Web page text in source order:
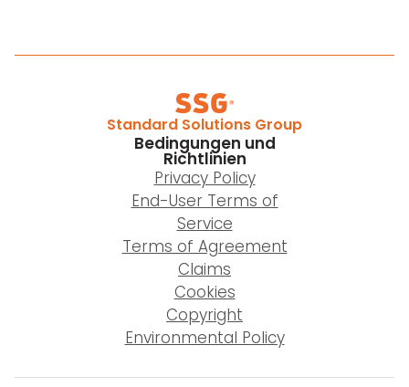
Standard Solutions Group
Bedingungen und
Richtlinien
Privacy Policy
End-User Terms of
Service
Terms of Agreement
Claims
Cookies
Copyright
Environmental Policy